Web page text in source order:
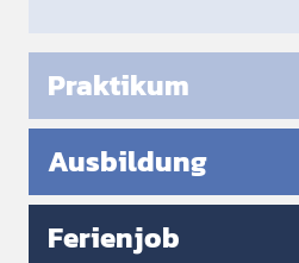
Praktikum
Ausbildung
Ferienjob